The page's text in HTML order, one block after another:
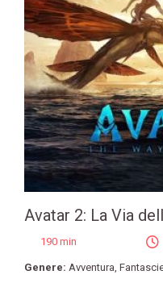
Avatar 2: La Via
190 min
Genere: Avventura,